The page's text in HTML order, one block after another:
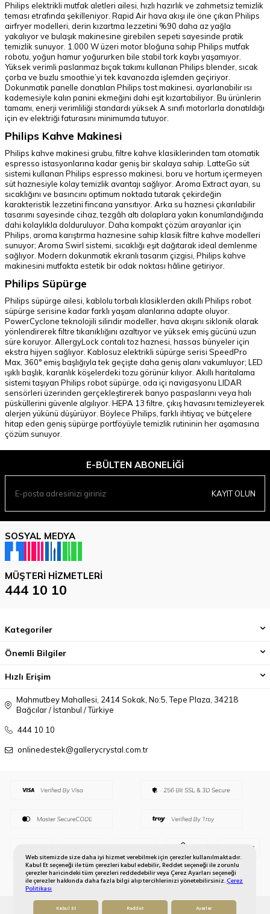
Web sitemizde size daha iyi hizmet verebilmek için çerezler kullanılmaktadır.
Kabul Et seçeneği ile tüm çerezleri kabul edebilir, Reddet seçeneği ile zorunlu
çerezler haricindeki tüm çerezleri reddedebilir veya Çerez Ayarları seçeneği
ile çerezler hakkında daha fazla bilgi alıp tercihlerinizi yönetebilirsiniz.Çerez
Politikası
Kabul Et Reddet Ayarlar
Philips elektrikli mutfak aletleri ailesi, hızlı hazırlık ve zahmetsiz temizlik
teması etrafında şekilleniyor. Rapid Air hava akışı ile öne çıkan Philips
airfryer modelleri, derin kızartma lezzetini %90 daha az yağla
yakalıyor ve bulaşık makinesine girebilen sepeti sayesinde pratik
temizlik sunuyor. 1.000 W üzeri motor bloğuna sahip Philips mutfak
robotu, yoğun hamur yoğururken bile stabil tork kaybı yaşamıyor.
Yüksek verimli paslanmaz bıçak takımı kullanan Philips blender, sıcak
çorba ve buzlu smoothie’yi tek kavanozda işlemden geçiriyor.
Dokunmatik panelle donatılan Philips tost makinesi, ayarlanabilir ısı
kademesiyle kalın panini ekmeğini dahi eşit kızartabiliyor. Bu ürünlerin
tamamı, enerji verimliliği standardı yüksek A sınıfı motorlarla donatıldığı
için ev elektriği faturasını minimumda tutuyor.
Philips Kahve Makinesi
Philips kahve makinesi grubu, filtre kahve klasiklerinden tam otomatik
espresso istasyonlarına kadar geniş bir skalaya sahip. LatteGo süt
sistemi kullanan Philips espresso makinesi, boru ve hortum içermeyen
süt haznesiyle kolay temizlik avantajı sağlıyor. Aroma Extract ayarı, su
sıcaklığını ve basıncını optimum noktada tutarak çekirdeğin
karakteristik lezzetini fincana yansıtıyor. Arka su haznesi çıkarılabilir
tasarımı sayesinde cihaz, tezgâh altı dolaplara yakın konumlandığında
dahi kolaylıkla dolduruluyor. Daha kompakt çözüm arayanlar için
Philips, aroma karıştırma haznesine sahip klasik filtre kahve modelleri
sunuyor; Aroma Swirl sistemi, sıcaklığı eşit dağıtarak ideal demlenme
sağlıyor. Modern dokunmatik ekranlı tasarım çizgisi, Philips kahve
makinesini mutfakta estetik bir odak noktası hâline getiriyor.
Philips Süpürge
Philips süpürge ailesi, kablolu torbalı klasiklerden akıllı Philips robot
süpürge serisine kadar farklı yaşam alanlarına adapte oluyor.
PowerCyclone teknolojili silindir modeller, hava akışını siklonik olarak
yönlendirerek filtre tıkanıklığını azaltıyor ve yüksek emiş gücünü uzun
süre koruyor. AllergyLock contalı toz haznesi, hassas bünyeler için
ekstra hijyen sağlıyor. Kablosuz elektrikli süpürge serisi SpeedPro
Max, 360° emiş başlığıyla tek geçişte daha geniş alanı vakumluyor; LED
ışıklı başlık, karanlık köşelerdeki tozu görünür kılıyor. Akıllı haritalama
sistemi taşıyan Philips robot süpürge, oda içi navigasyonu LIDAR
sensörleri üzerinden gerçekleştirerek banyo paspaslarını veya halı
püsküllerini güvenle algılıyor. HEPA 13 filtre, çıkış havasını temizleyerek
alerjen yükünü düşürüyor. Böylece Philips, farklı ihtiyaç ve bütçelere
hitap eden geniş süpürge portföyüyle temizlik rutininin her aşamasına
çözüm sunuyor.
E-BÜLTEN ABONELIĞI
KAYIT OLUN
SOSYAL MEDYA
MÜŞTERI HIZMETLERI
444 10 10
Kategoriler
Önemli Bilgiler
Hızlı Erişim
Mahmutbey Mahallesi, 2414 Sokak, No:5, Tepe Plaza, 34218
Bağcılar / İstanbul / Türkiye
444 10 10
onlinedestek@gallerycrystal.com.tr